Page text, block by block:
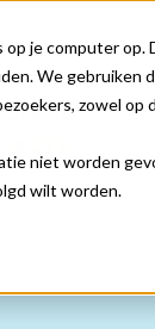
je computer
We gebruiken
zowel op
niet worden
wilt worden.